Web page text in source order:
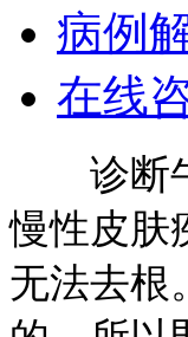
病例
在线
诊断牛
慢性皮肤
无法去根